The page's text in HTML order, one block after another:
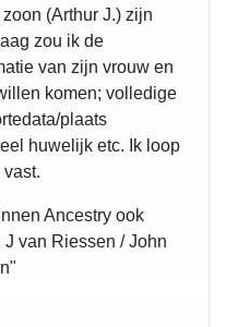
(Arthur J.) zijn
zou ik de
van zijn vrouw en
komen; volledige
plaats
huwelijk etc. Ik loop
Ancestry ook
van Riessen / John